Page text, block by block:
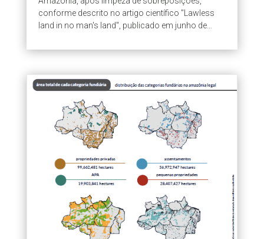
conforme descrito no artigo científico "Lawless
land in no man's land", publicado em junho de